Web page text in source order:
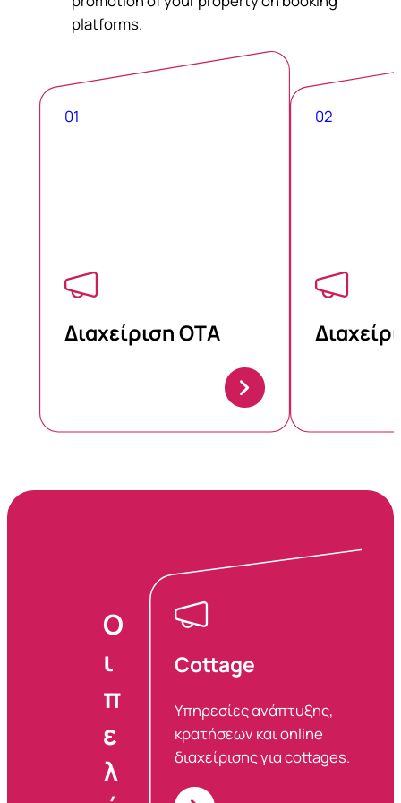
platforms.
01
Διαχείριση ΟΤΑ
02
Ο
ι
π
ε
λ
Cottage
Υπηρεσίες ανάπτυξης,
κρατήσεων και online
διαχείρισης για cottages.